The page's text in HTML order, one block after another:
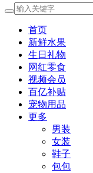
首页
新鲜水果
生日礼物
网红零食
视频会员
百亿补贴
宠物用品
更多
男装
女装
鞋子
包包